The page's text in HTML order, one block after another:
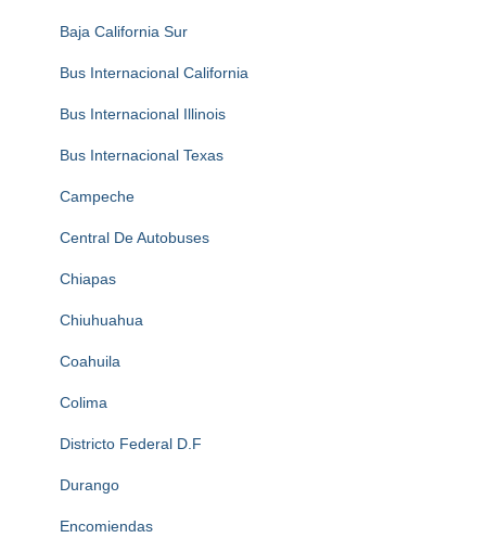
Baja California Sur
Bus Internacional California
Bus Internacional Illinois
Bus Internacional Texas
Campeche
Central De Autobuses
Chiapas
Chiuhuahua
Coahuila
Colima
Districto Federal D.F
Durango
Encomiendas